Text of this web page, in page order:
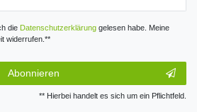
die Daten­schutz­erklärunggelesen habe. Meine
widerrufen.**
Abonnieren
** Hierbei handelt es sich um ein Pflichtfeld.